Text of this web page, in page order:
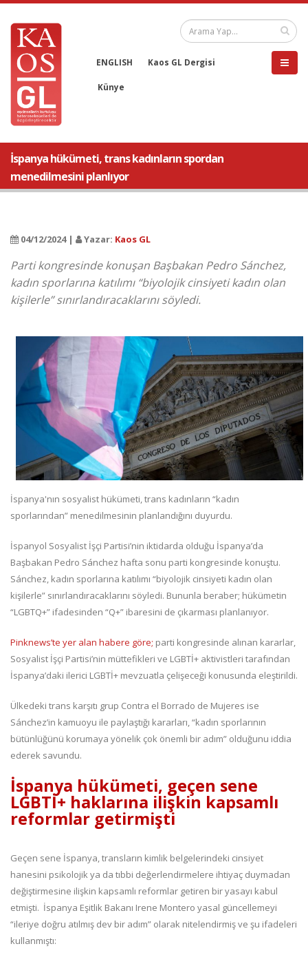
ENGLISH Kaos GL Dergisi
Künye
İspanya hükümeti, trans kadınların spordan
menedilmesini planlıyor
04/12/2024 | Yazar: Kaos GL
Parti kongresinde konuşan Başbakan Pedro Sánchez,
kadın sporlarına katılımı “biyolojik cinsiyeti kadın olan
kişilerle” sınırlandıracaklarını söyledi.
İspanya'nın sosyalist hükümeti, trans kadınların “kadın
sporlarından” menedilmesinin planlandığını duyurdu.
İspanyol Sosyalist İşçi Partisi’nin iktidarda olduğu İspanya’da
Başbakan Pedro Sánchez hafta sonu parti kongresinde konuştu.
Sánchez, kadın sporlarına katılımı “biyolojik cinsiyeti kadın olan
kişilerle” sınırlandıracaklarını söyledi. Bununla beraber; hükümetin
“LGBTQ+” ifadesinden “Q+” ibaresini de çıkarması planlanıyor.
Pinknews’te yer alan habere göre; parti kongresinde alınan kararlar,
Sosyalist İşçi Partisi’nin müttefikleri ve LGBTİ+ aktivistleri tarafından
İspanya’daki ilerici LGBTİ+ mevzuatla çelişeceği konusunda eleştirildi.
Ülkedeki trans karşıtı grup Contra el Borrado de Mujeres ise
Sánchez’in kamuoyu ile paylaştığı kararları, “kadın sporlarının
bütünlüğünü korumaya yönelik çok önemli bir adım” olduğunu iddia
ederek savundu.
İspanya hükümeti, geçen sene
LGBTİ+ haklarına ilişkin kapsamlı
reformlar getirmişti
Geçen sene İspanya, transların kimlik belgelerindeki cinsiyet
hanesini psikolojik ya da tıbbi değerlendirmelere ihtiyaç duymadan
değiştirmesine ilişkin kapsamlı reformlar getiren bir yasayı kabul
etmişti. İspanya Eşitlik Bakanı Irene Montero yasal güncellemeyi
“ileriye doğru atılmış dev bir adım” olarak nitelendirmiş ve şu ifadeleri
kullanmıştı: